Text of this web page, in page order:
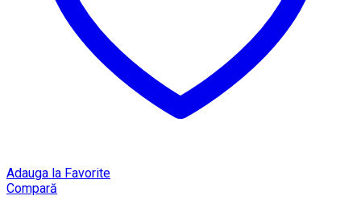
Adauga la Favorite
Compară